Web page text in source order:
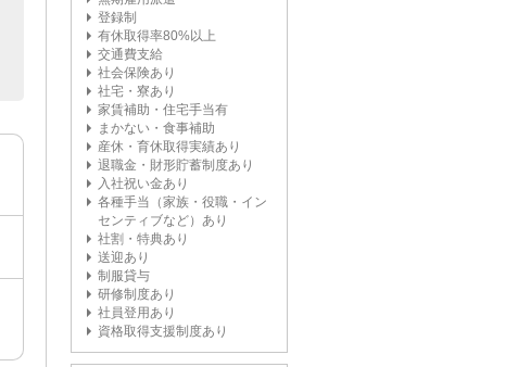
登録制
有休取得率80%以上
交通費支給
社会保険あり
社宅・寮あり
家賃補助・住宅手当有
まかない・食事補助
産休・育休取得実績あり
退職金・財形貯蓄制度あり
入社祝い金あり
各種手当（家族・役職・イン
センティブなど）あり
社割・特典あり
送迎あり
制服貸与
研修制度あり
社員登用あり
資格取得支援制度あり